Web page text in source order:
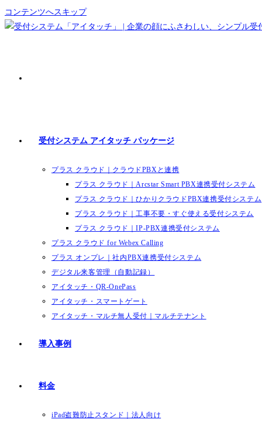
コンテンツへスキップ
受付システム アイタッチ パッケージ
プラス クラウド｜クラウドPBXと連携
プラス クラウド｜Arcstar Smart PBX連携受付システム
プラス クラウド｜ひかりクラウドPBX連携受付システム
プラス クラウド｜工事不要・すぐ使える受付システム
プラス クラウド｜IP-PBX連携受付システム
プラス クラウド for Webex Calling
プラス オンプレ｜社内PBX連携受付システム
デジタル来客管理（自動記録）
アイタッチ・QR-OnePass
アイタッチ・スマートゲート
アイタッチ・マルチ無人受付｜マルチテナント
導入事例
料金
iPad盗難防止スタンド｜法人向け